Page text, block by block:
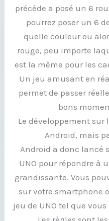
précède a posé un 6
pourrez poser un 6
quelle couleur ou
rouge, peu importe
est la même pour les
Un jeu amusant en
permet de passer
bons
Le développement sur
Android, mais
Android a donc lancé
UNO pour répondre à
grandissante. Vous
sur votre smartphone
jeu de UNO tel que